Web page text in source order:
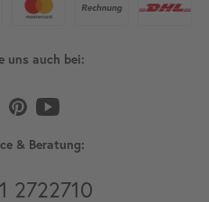
uns auch bei:
& Beratung:
2722710